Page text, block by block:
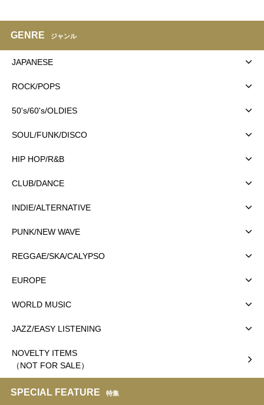
GENRE ジャンル
JAPANESE
ROCK/POPS
50's/60's/OLDIES
SOUL/FUNK/DISCO
HIP HOP/R&B
CLUB/DANCE
INDIE/ALTERNATIVE
PUNK/NEW WAVE
REGGAE/SKA/CALYPSO
EUROPE
WORLD MUSIC
JAZZ/EASY LISTENING
NOVELTY ITEMS
（NOT FOR SALE）
SPECIAL FEATURE 特集